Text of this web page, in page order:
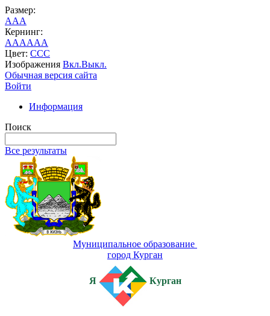
Размер:
AAA
Кернинг:
AAAAAA
Цвет: CCC
Изображения Вкл.Выкл.
Обычная версия сайта
Войти
Информация
Поиск
Все результаты
Муниципальное образование
город Курган
Я Курган